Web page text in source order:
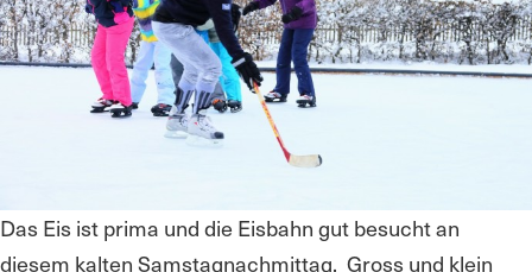
Das Eis ist prima und die Eisbahn gut besucht an
diesem kalten Samstagnachmittag. Gross und klein